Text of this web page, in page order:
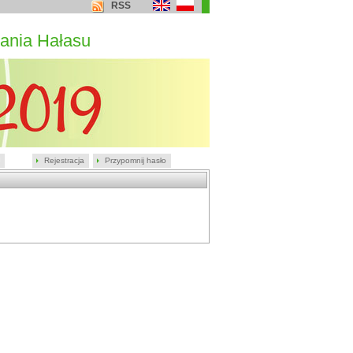
Rejestracja Przypomnij hasło
RSS
Hałasu